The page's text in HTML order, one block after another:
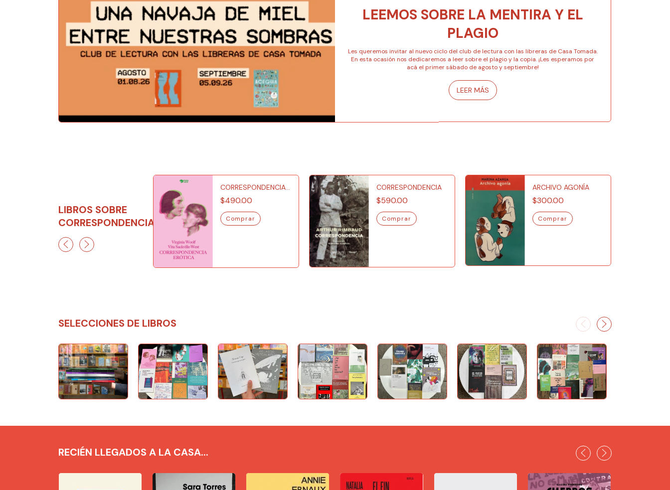
LEEMOS SOBRE LA MENTIRA Y EL
PLAGIO
Les queremos invitar al nuevo ciclo del club de lectura con las libreras de Casa Tomada.
En esta ocasión nos dedicaremos a leer sobre el plagio y la copia. ¡Les esperamos por
acá el primer sábado de agosto y septiembre!
LEER MÁS
LIBROS SOBRE
CORRESPONDENCIA
CORRESPONDENCIA
ERÓTICA
$490.00
CORRESPONDENCIA
$590.00
ARCHIVO AGONÍA
$300.00
SELECCIONES DE LIBROS
RECIÉN LLEGADOS A LA CASA...